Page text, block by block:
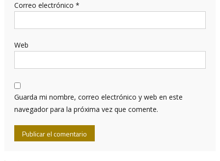
Correo electrónico *
Web
Guarda mi nombre, correo electrónico y web en este
navegador para la próxima vez que comente.